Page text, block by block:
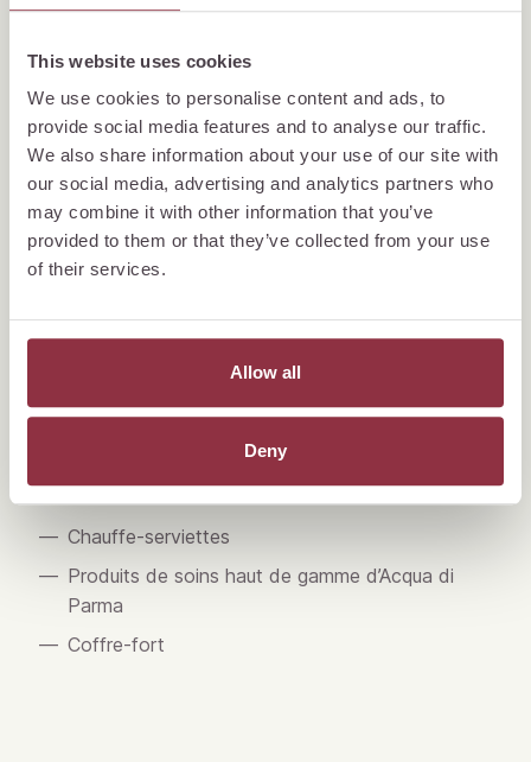
This website uses cookies
We use cookies to personalise content and ads, to
provide social media features and to analyse our traffic.
We also share information about your use of our site with
our social media, advertising and analytics partners who
may combine it with other information that you’ve
provided to them or that they’ve collected from your use
of their services.
Allow all
Deny
Machine à café Nespresso
Possibilité de préparer du thé
Eau minérale gratuite
Climatisation
Téléphone
Téléviseur à écran plat
WLAN
Certains logements disposent d’un bureau
Salle de bain avec douche
Sèche-cheveux
Chauffe-serviettes
Produits de soins haut de gamme d’Acqua di
Parma
Coffre-fort